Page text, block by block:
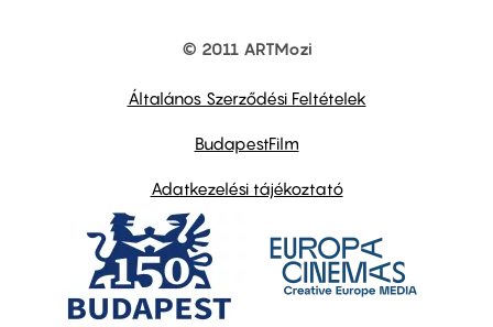
© 2011 ARTMozi
Általános Szerződési Feltételek
BudapestFilm
Adatkezelési tájékoztató